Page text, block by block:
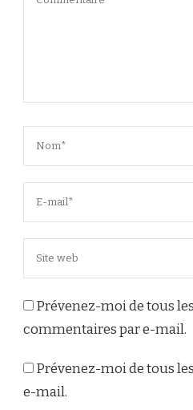
Prévenez-moi de tous
commentaires par e-mail.
Prévenez-moi de tous
e-mail.